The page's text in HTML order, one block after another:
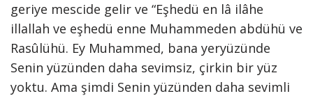
geriye mescide gelir ve “Eşhedü en lâ ilâhe
illallah ve eşhedü enne Muhammeden abdühü ve
Rasûlühü. Ey Muhammed, bana yeryüzünde
Senin yüzünden daha sevimsiz, çirkin bir yüz
yoktu. Ama şimdi Senin yüzünden daha sevimli